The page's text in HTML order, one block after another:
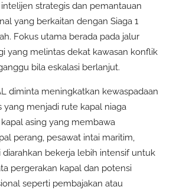
strategis dan pemantauan
yang berkaitan dengan Siaga 1
Fokus utama berada pada jalur
yang melintas dekat kawasan konflik
bila eskalasi berlanjut.
diminta meningkatkan kewaspadaan
yang menjadi rute kapal niaga
asing yang membawa
perang, pesawat intai maritim,
diarahkan bekerja lebih intensif untuk
pergerakan kapal dan potensi
seperti pembajakan atau